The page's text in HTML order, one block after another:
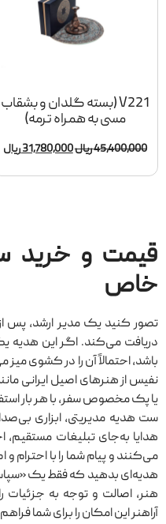
V221 (بسته گلدان و بشقاب
مسی به همراه ترمه)
45٫400٫000ریال31٫780٫000ریال
قیمت و خرید
خاص
تصور کنید یک مدیر ارشد، پس
دریافت می‌کند. اگر این
باشد، احتمالاً آن را در کشوی
نفیس از هنرهای اصیل ایرانی
یا پک مخصوص سفر، با هر بار
ست هدیه مدیریتی، ابزاری
هدایا به‌جای تبلیغات
می‌کنند و پیام شما را با
هدیه‌ای بدهید که فقط یک
هنر، اصالت و توجه به جزئیات
آراهنر این امکان را برای شما